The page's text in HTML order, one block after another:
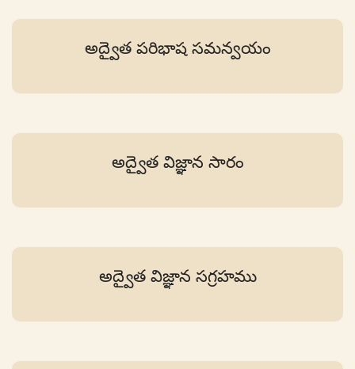
అద్వైత పరిభాష సమన్వయం
అద్వైత విజ్ఞాన సారం
అద్వైత విజ్ఞాన సగ్రహము